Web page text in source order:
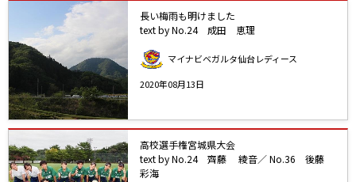
長い梅雨も明けました
text by No.24 成田 恵理
マイナビベガルタ仙台レディース
2020年08月13日
高校選手権宮城県大会
text by No.24 齊藤 綾音／ No.36 後藤
彩海